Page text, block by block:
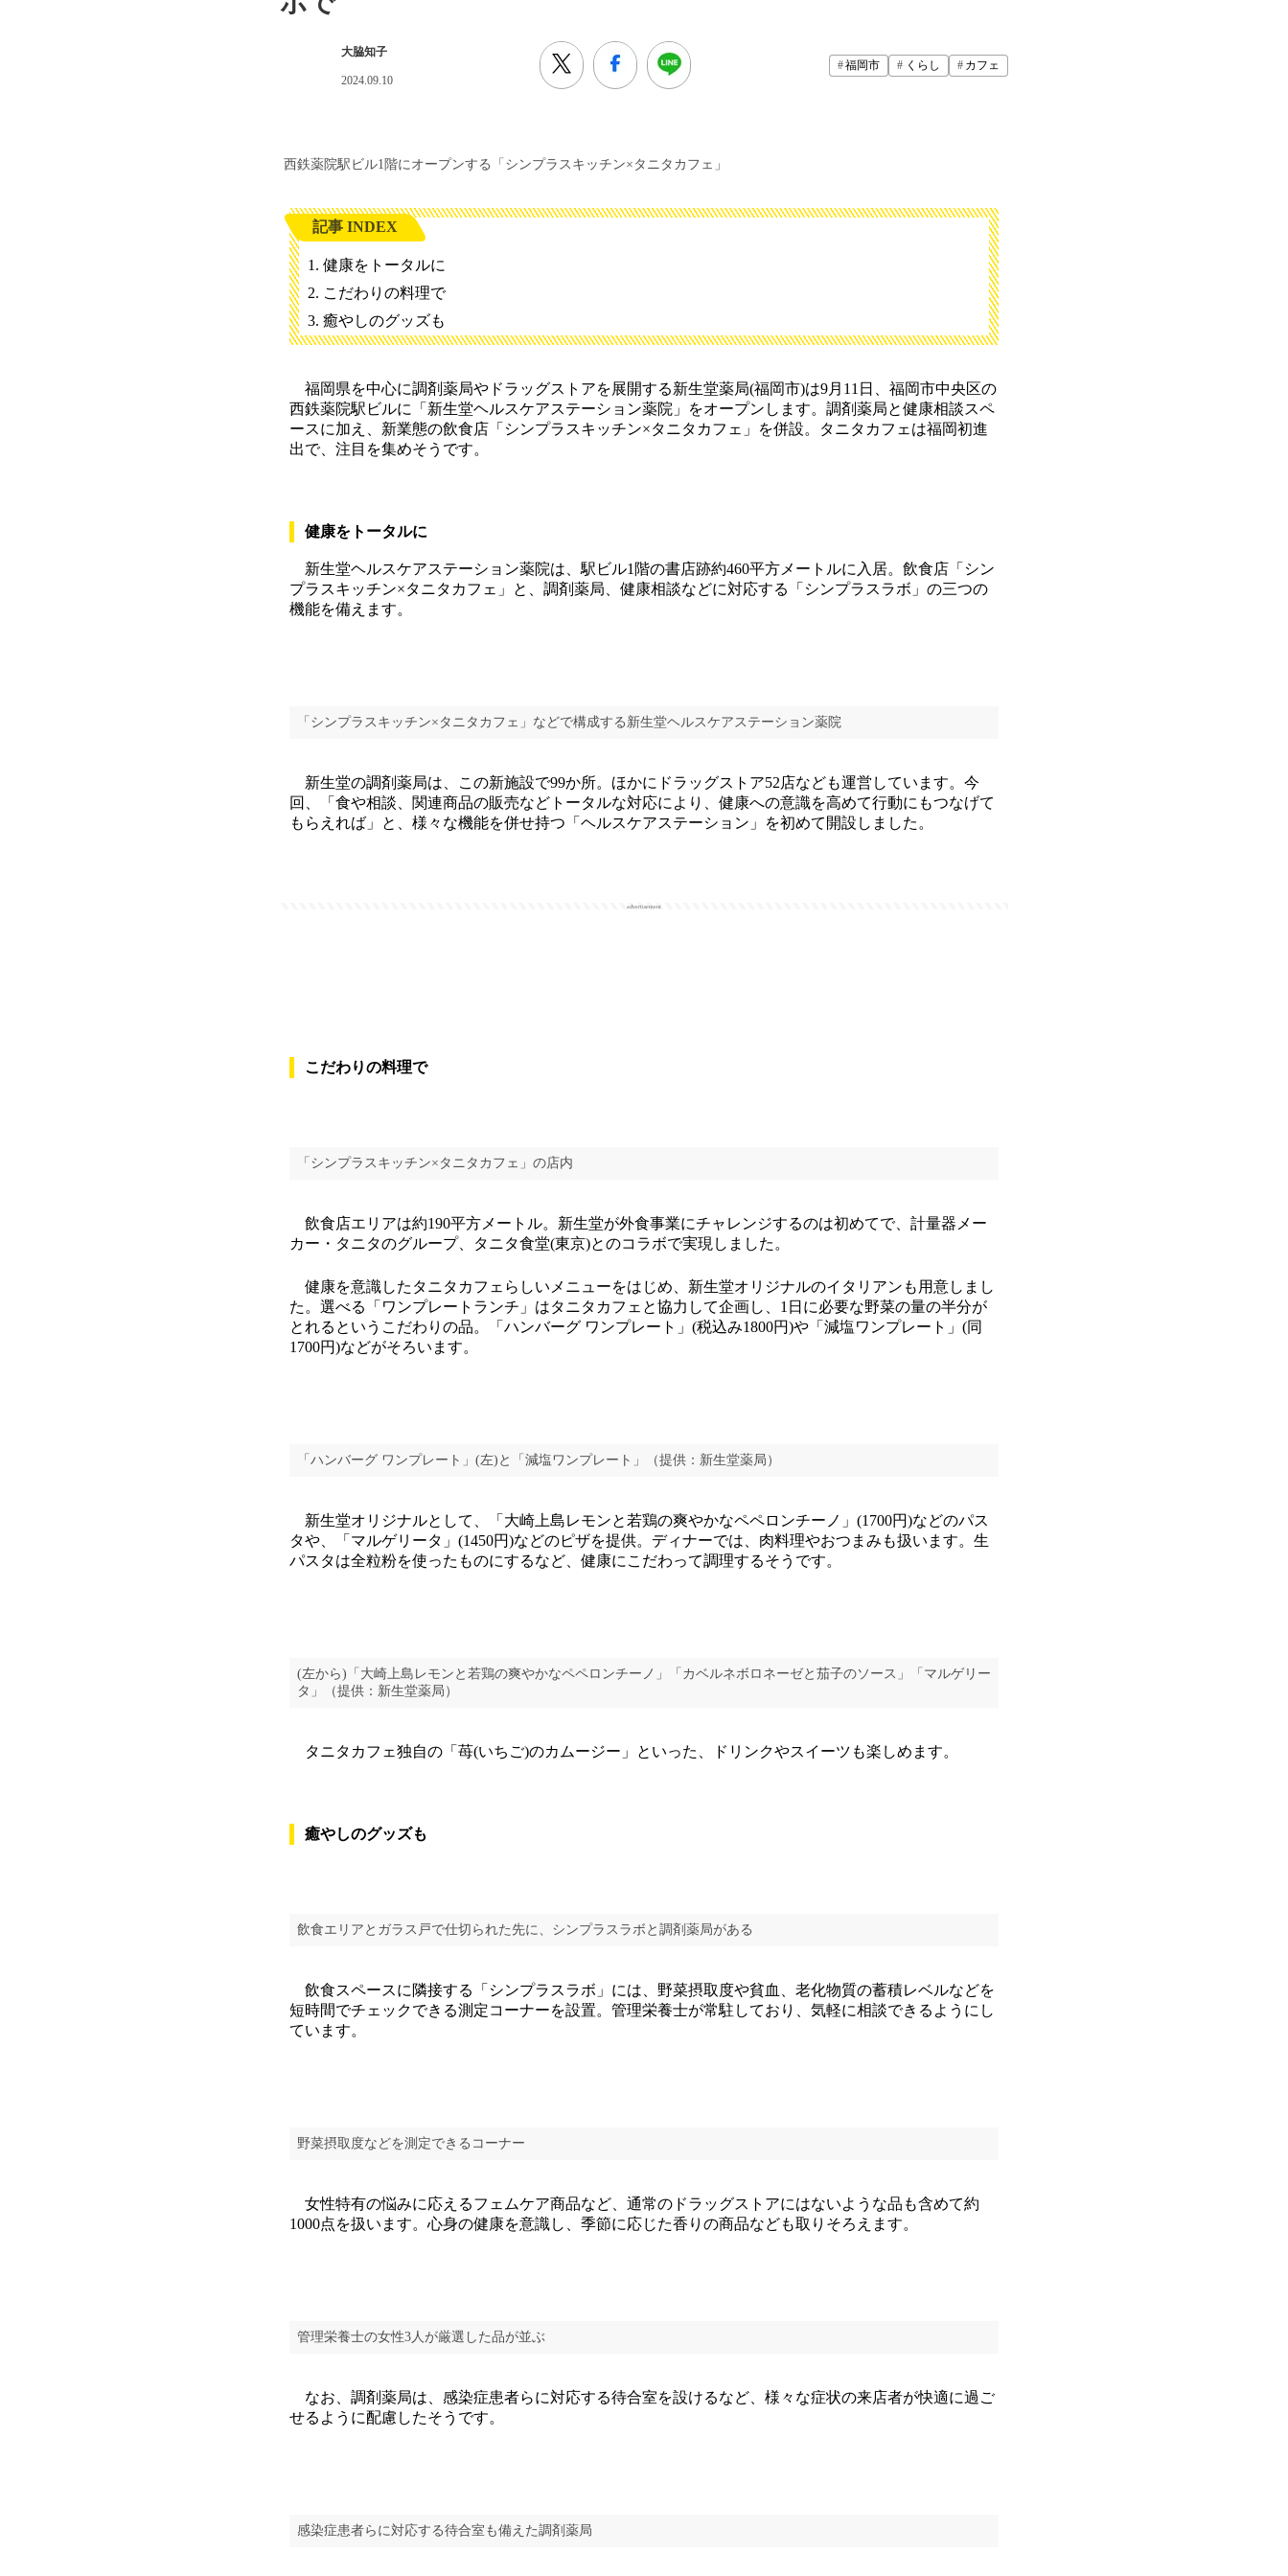
大脇知子
2024.09.10
福岡市 くらし カフェ
西鉄薬院駅ビル1階にオープンする「シンプラスキッチン×タニタカフェ」
記事 INDEX
健康をトータルに
こだわりの料理で
癒やしのグッズも
福岡県を中心に調剤薬局やドラッグストアを展開する新生堂薬局(福岡市)は9月11日、福岡市中央区の
西鉄薬院駅ビルに「新生堂ヘルスケアステーション薬院」をオープンします。調剤薬局と健康相談スペ
ースに加え、新業態の飲食店「シンプラスキッチン×タニタカフェ」を併設。タニタカフェは福岡初進
出で、注目を集めそうです。
健康をトータルに
新生堂ヘルスケアステーション薬院は、駅ビル1階の書店跡約460平方メートルに入居。飲食店「シン
プラスキッチン×タニタカフェ」と、調剤薬局、健康相談などに対応する「シンプラスラボ」の三つの
機能を備えます。
「シンプラスキッチン×タニタカフェ」などで構成する新生堂ヘルスケアステーション薬院
新生堂の調剤薬局は、この新施設で99か所。ほかにドラッグストア52店なども運営しています。今
回、「食や相談、関連商品の販売などトータルな対応により、健康への意識を高めて行動にもつなげて
もらえれば」と、様々な機能を併せ持つ「ヘルスケアステーション」を初めて開設しました。
advertisement
こだわりの料理で
「シンプラスキッチン×タニタカフェ」の店内
飲食店エリアは約190平方メートル。新生堂が外食事業にチャレンジするのは初めてで、計量器メー
カー・タニタのグループ、タニタ食堂(東京)とのコラボで実現しました。
健康を意識したタニタカフェらしいメニューをはじめ、新生堂オリジナルのイタリアンも用意しまし
た。選べる「ワンプレートランチ」はタニタカフェと協力して企画し、1日に必要な野菜の量の半分が
とれるというこだわりの品。「ハンバーグ ワンプレート」(税込み1800円)や「減塩ワンプレート」(同
1700円)などがそろいます。
「ハンバーグ ワンプレート」(左)と「減塩ワンプレート」（提供：新生堂薬局）
新生堂オリジナルとして、「大崎上島レモンと若鶏の爽やかなペペロンチーノ」(1700円)などのパス
タや、「マルゲリータ」(1450円)などのピザを提供。ディナーでは、肉料理やおつまみも扱います。生
パスタは全粒粉を使ったものにするなど、健康にこだわって調理するそうです。
(左から)「大崎上島レモンと若鶏の爽やかなペペロンチーノ」「カベルネボロネーゼと茄子のソース」「マルゲリー
タ」（提供：新生堂薬局）
タニタカフェ独自の「苺(いちご)のカムージー」といった、ドリンクやスイーツも楽しめます。
癒やしのグッズも
飲食エリアとガラス戸で仕切られた先に、シンプラスラボと調剤薬局がある
飲食スペースに隣接する「シンプラスラボ」には、野菜摂取度や貧血、老化物質の蓄積レベルなどを
短時間でチェックできる測定コーナーを設置。管理栄養士が常駐しており、気軽に相談できるようにし
ています。
野菜摂取度などを測定できるコーナー
女性特有の悩みに応えるフェムケア商品など、通常のドラッグストアにはないような品も含めて約
1000点を扱います。心身の健康を意識し、季節に応じた香りの商品なども取りそろえます。
管理栄養士の女性3人が厳選した品が並ぶ
なお、調剤薬局は、感染症患者らに対応する待合室を設けるなど、様々な症状の来店者が快適に過ご
せるように配慮したそうです。
感染症患者らに対応する待合室も備えた調剤薬局